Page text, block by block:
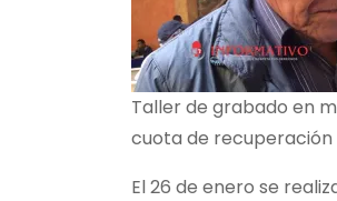
Taller de grabado en
cuota de recuperación
El 26 de enero se